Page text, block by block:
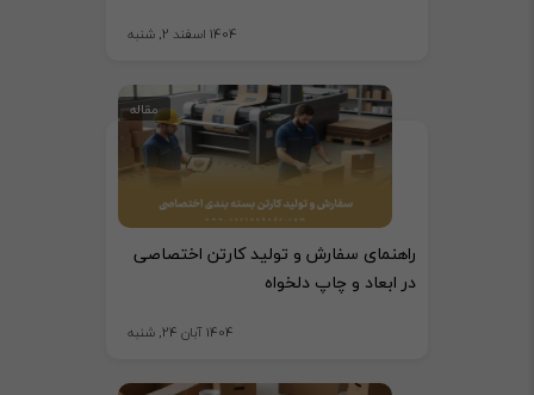
1404 اسفند 2, شنبه
مقاله
راهنمای سفارش و تولید کارتن اختصاصی
در ابعاد و چاپ دلخواه
1404 آبان 24, شنبه